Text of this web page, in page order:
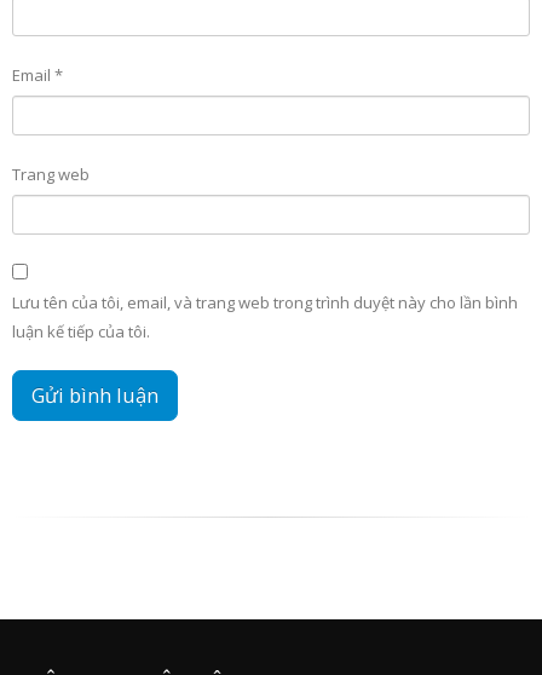
Email *
Trang web
Lưu tên của tôi, email, và trang web trong trình duyệt này cho lần bình
luận kế tiếp của tôi.